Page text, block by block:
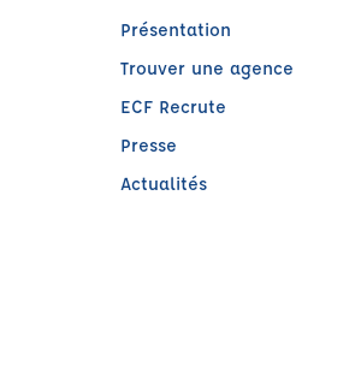
Présentation
Trouver une agence
ECF Recrute
Presse
Actualités